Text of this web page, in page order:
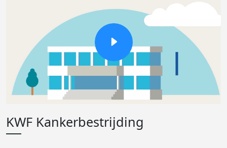
KWF Kankerbestrijding